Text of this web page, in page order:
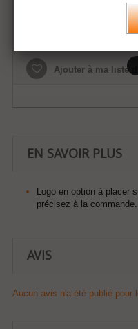
Ajouter à ma liste
EN SAVOIR PLUS
Logo en option à placer
précisez à la commande.
AVIS
Aucun avis n'a été publié pour